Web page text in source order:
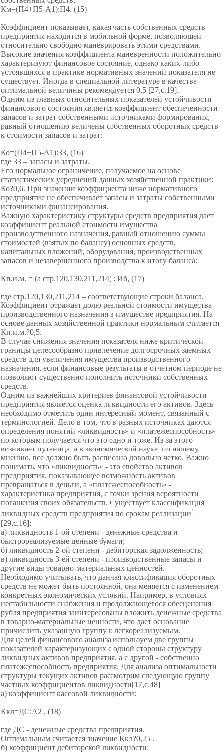
Км=(П4+П5-А1):П4. (15)
Коэффициент показывает, какая часть собственных средств
предприятия находится в мобильной форме, позволяющей
относительно свободно маневрировать этими средствами.
Высокие значения коэффициента маневренности положительно
характеризуют финансовое состояние, однако каких-либо
устоявшихся в практике нормативных значений показателя не
существует. Иногда в специальной литературе в качестве
оптимальной величины рекомендуется 0,5 [27,c.19].
Одним из главных относительных показателей устойчивости
финансового состояния является коэффициент обеспеченности
запасов и затрат собственными источниками формирования,
равный отношению величены собственных оборотных средств
к стоимости запасов и затрат:
Ко=(П4+П5-А1):ЗЗ, (16)
где ЗЗ – запасы и затраты.
Его нормальное ограничение, получаемое на основе
статистических усреднений данных хозяйственной практики:
Ко?0,6. При значении коэффициента ниже нормативного
предприятие не обеспечивает запасы и затраты собственными
источниками финансирования.
Важную характеристику структуры средств предприятия дает
коэффициент реальной стоимости имущества
производственного назначения, равный отношению суммы
стоимостей (взятых по балансу) основных средств,
капитальных вложений, оборудования, производственных
запасов и незавершенного производства к итогу баланса:
Кп.и.м. = (a стр.120,130,211,214) : Иб, (17)
где стр.120,130,211,214 – соответствующие строки баланса.
Коэффициент отражает долю реальной стоимости имущества
производственного назначения в имуществе предприятия. На
основе данных хозяйственной практики нормальным считается
Кп.и.м.?0,5.
В случае снижения значения показателя ниже критической
границы целесообразно привлечение долгосрочных заемных
средств для увеличения имущества производственного
назначения, если финансовые результаты в отчетном периоде не
позволяют существенно пополнить источники собственных
средств.
Одним из важнейших критериев финансовой устойчивости
предприятия является оценка ликвидности его активов. Здесь
необходимо отметить один интересный момент, связанный с
терминологией. Дело в том, что в разных источниках даются
определения понятий «ликвидность» и «платежеспособность»
по которым получается что это одно и тоже. Из-за этого
возникает путаница, а в экономической науке, по нашему
мнению, все должно быть расписано довольно четко. Важно
понимать, что «ликвидность» - это свойство активов
предприятия, показывающее возможность активов
превращаться в деньги, а «платежеспособность» -
характеристика предприятия, с точки зрения вероятности
погашения своих обязательств. Существует классификация
ликвидных средств предприятия по срокам реализации1
[29,с.16]:
а) ликвидность 1-ой степени - денежные средства и
быстрореализуемые ценные бумаги;
б) ликвидность 2-ой степени - дебиторская задолженность;
в) ликвидность 3-ей степени - производственные запасы и
другие виды товарно-материальных ценностей.
Необходимо учитывать, что данная классификация оборотных
средств не может быть постоянной, она меняется с изменением
конкретных экономических условий. Например, в условиях
нестабильности снабжения и продолжающегося обесценения
рубля предприятия заинтересованы вложить денежные средства
в товарно-материальные ценности, что дает основание
причислить указанную группу к легкореализуемым.
Для целей финансового анализа используем две группы
показателей характеризующих с одной стороны структуру
ликвидных активов предприятия, а с другой - собственно
платежеспособность предприятия. Для анализа оптимальности
структуры текущих активов рассмотрим следующую группу
частных коэффициентов ликвидности[17,c.48]
а) коэффициент кассовой ликвидности:
Ккл=ДС:А2 , (18)
где ДС - денежные средства предприятия.
Оптимальным считается значение Ккл?0,25 .
б) коэффициент дебиторской ликвидности: